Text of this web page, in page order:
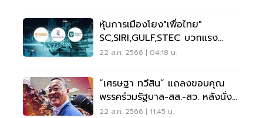
หุ้นการเมืองโยง"เพื่อไทย"
SC,SIRI,GULF,STEC บวกแรง
รับ"ทักษิณ"กลับไทย
22 ส.ค. 2566 | 04:18 น.
“เศรษฐา ทวีสิน” แถลงขอบคุณ
พรรคร่วมรัฐบาล-สส.-สว. หลังนั่ง
นายกฯ คนที่ 30
22 ส.ค. 2566 | 11:45 น.